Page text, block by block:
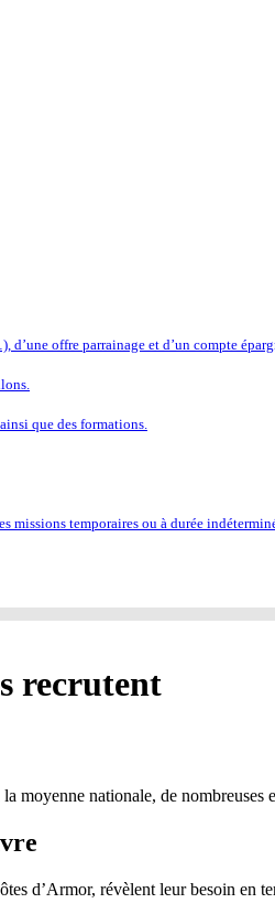
d’une offre parrainage et d’un compte
que des formations.
missions temporaires ou à durée
recrutent
nationale, de nombreuses
d’Armor, révèlent leur besoin en